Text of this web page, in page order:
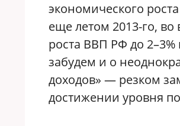
экономического
еще летом 2013-го,
роста ВВП РФ до 2–3%
забудем и о
доходов» — резком
достижении уровня